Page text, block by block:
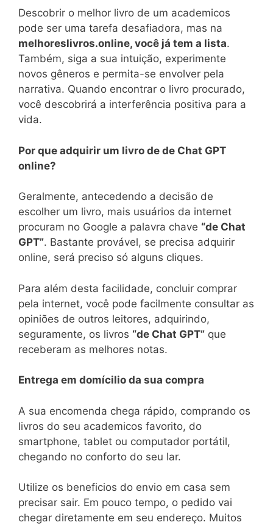
Descobrir o melhor livro de um academicos
pode ser uma tarefa desafiadora, mas na
melhoreslivros.online, você já tem a lista.
Também, siga a sua intuição, experimente
novos gêneros e permita-se envolver pela
narrativa. Quando encontrar o livro procurado,
você descobrirá a interferência positiva para a
vida.
Por que adquirir um livro de de Chat GPT
online?
Geralmente, antecedendo a decisão de
escolher um livro, mais usuários da internet
procuram no Google a palavra chave “de Chat
GPT”. Bastante provável, se precisa adquirir
online, será preciso só alguns cliques.
Para além desta facilidade, concluir comprar
pela internet, você pode facilmente consultar as
opiniões de outros leitores, adquirindo,
seguramente, os livros “de Chat GPT” que
receberam as melhores notas.
Entrega em domícilio da sua compra
A sua encomenda chega rápido, comprando os
livros do seu academicos favorito, do
smartphone, tablet ou computador portátil,
chegando no conforto do seu lar.
Utilize os beneficios do envio em casa sem
precisar sair. Em pouco tempo, o pedido vai
chegar diretamente em seu endereço. Muitos